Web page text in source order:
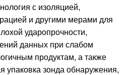
с изоляцией,
и другими мерами для
ударопрочности,
данных при слабом
продуктам, а также
упаковка зонда обнаружения,